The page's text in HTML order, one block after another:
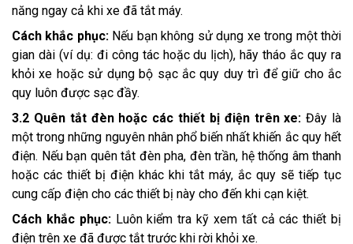
năng ngay cả khi xe đã tắt máy.
Cách khắc phục:Nếu bạn không sử dụng xe trong một thời
gian dài (ví dụ: đi công tác hoặc du lịch), hãy tháo ắc quy ra
khỏi xe hoặc sử dụng bộ sạc ắc quy duy trì để giữ cho ắc
quy luôn được sạc đầy.
3.2 Quên tắt đèn hoặc các thiết bị điện trên xe:Đây là
một trong những nguyên nhân phổ biến nhất khiến ắc quy hết
điện. Nếu bạn quên tắt đèn pha, đèn trần, hệ thống âm thanh
hoặc các thiết bị điện khác khi tắt máy, ắc quy sẽ tiếp tục
cung cấp điện cho các thiết bị này cho đến khi cạn kiệt.
Cách khắc phục: Luôn kiểm tra kỹ xem tất cả các thiết bị
điện trên xe đã được tắt trước khi rời khỏi xe.